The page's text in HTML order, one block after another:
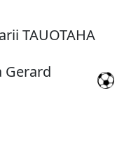
TAUOTAHA
Gerard